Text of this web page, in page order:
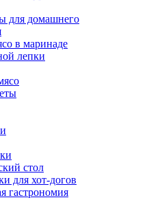
для домашнего
в маринаде
лепки
стол
для хот-догов
гастрономия